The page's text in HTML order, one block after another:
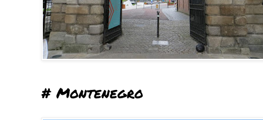
# Montenegro